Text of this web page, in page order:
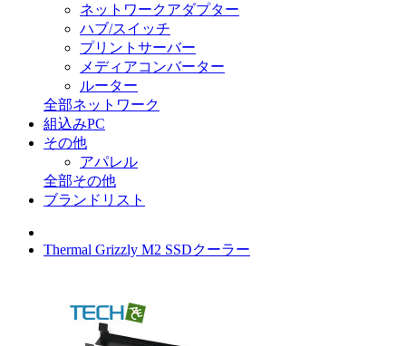
ネットワークアダプター
ハブ/スイッチ
プリントサーバー
メディアコンバーター
ルーター
全部ネットワーク
組込みPC
その他
アパレル
全部その他
ブランドリスト
Thermal Grizzly M2 SSDクーラー